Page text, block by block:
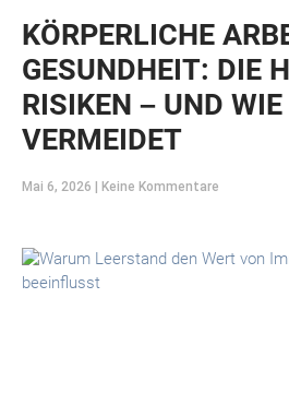
KÖRPERLICHE
GESUNDHEIT: DIE
RISIKEN – UND
VERMEIDET
Mai 6, 2026 Keine Kommentare